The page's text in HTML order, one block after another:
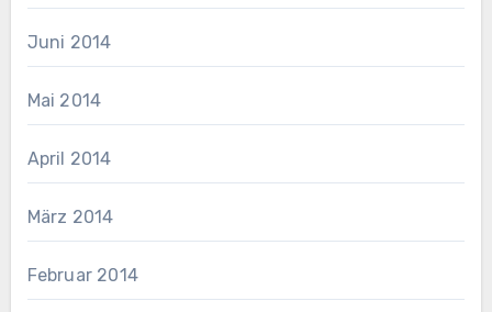
Juni 2014
Mai 2014
April 2014
März 2014
Februar 2014